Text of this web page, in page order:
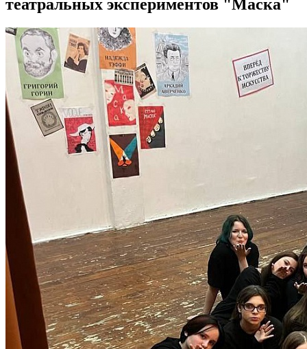
театральных экспериментов "Маска"